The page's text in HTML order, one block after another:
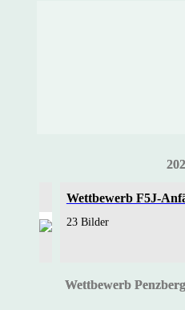
Wettbewerb F5J-
23 Bilder
Wettbewerb